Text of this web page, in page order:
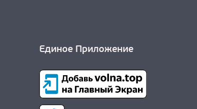
Единое Приложение